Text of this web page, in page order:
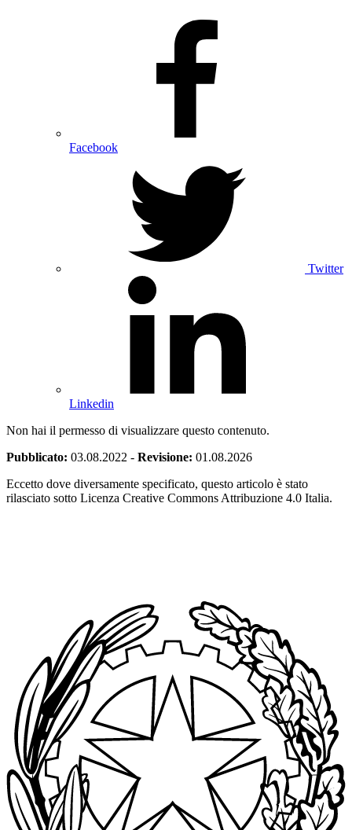
Facebook
Twitter
Linkedin
Non hai il permesso di visualizzare questo contenuto.
Pubblicato: 03.08.2022 - Revisione: 01.08.2026
Eccetto dove diversamente specificato, questo articolo è stato
rilasciato sotto Licenza Creative Commons Attribuzione 4.0 Italia.